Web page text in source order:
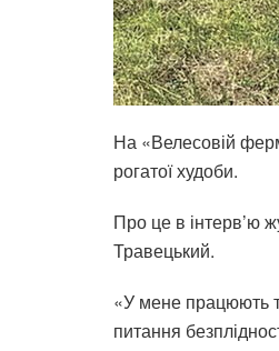
На «Велесовій
рогатої худоби.
Про це в інтерв’ю
Травецький.
«У мене працюють
питання